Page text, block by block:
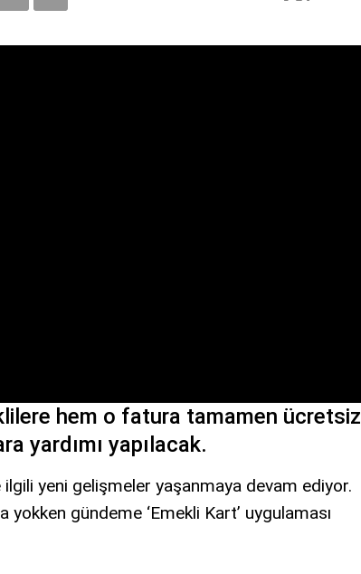
hem o fatura tamamen ücretsiz
yardımı yapılacak.
yeni gelişmeler yaşanmaya devam ediyor.
gündeme ‘Emekli Kart’ uygulaması